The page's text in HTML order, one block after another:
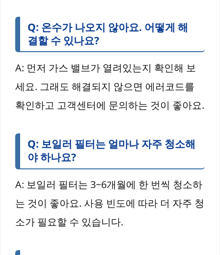
Q: 온수가 나오지 않아요. 어떻게 해
결할 수 있나요?
A: 먼저 가스 밸브가 열려있는지 확인해 보
세요. 그래도 해결되지 않으면 에러코드를
확인하고 고객센터에 문의하는 것이 좋아요.
Q: 보일러 필터는 얼마나 자주 청소해
야 하나요?
A: 보일러 필터는 3~6개월에 한 번씩 청소하
는 것이 좋아요. 사용 빈도에 따라 더 자주 청
소가 필요할 수 있습니다.